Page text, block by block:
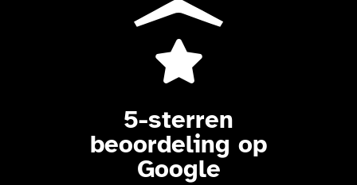

5-sterren
beoordeling op
Google